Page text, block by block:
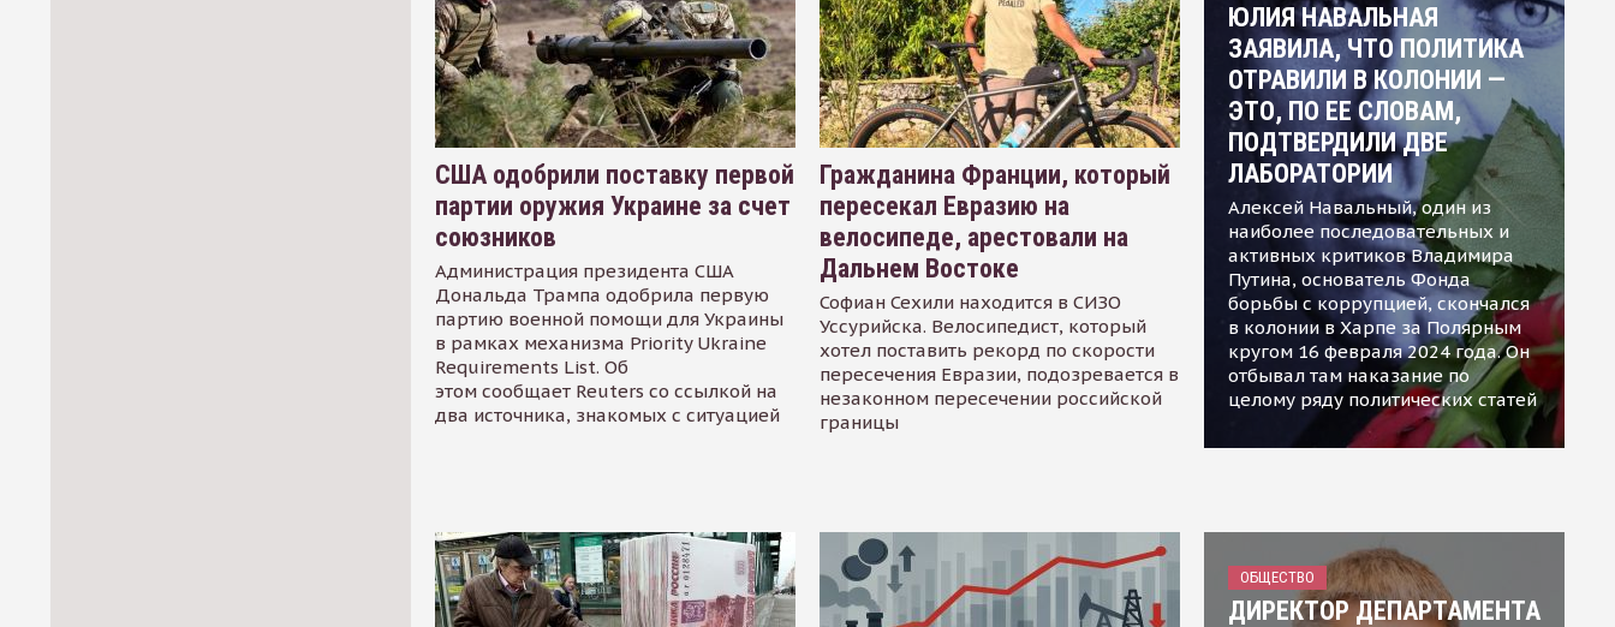
США одобрили поставку первой
партии оружия Украине за счет
союзников
Администрация президента США
Дональда Трампа одобрила первую
партию военной помощи для Украины
в рамках механизма Priority Ukraine
Requirements List. Об
этом сообщает Reuters со ссылкой на
два источника, знакомых с ситуацией
Гражданина Франции, который
пересекал Евразию на
велосипеде, арестовали на
Дальнем Востоке
Софиан Сехили находится в СИЗО
Уссурийска. Велосипедист, который
хотел поставить рекорд по скорости
пересечения Евразии, подозревается в
незаконном пересечении российской
границы
ЮЛИЯ НАВАЛЬНАЯ
ЗАЯВИЛА, ЧТО ПОЛИТИКА
ОТРАВИЛИ В КОЛОНИИ —
ЭТО, ПО ЕЕ СЛОВАМ,
ПОДТВЕРДИЛИ ДВЕ
ЛАБОРАТОРИИ
Алексей Навальный, один из
наиболее последовательных и
активных критиков Владимира
Путина, основатель Фонда
борьбы с коррупцией, скончался
в колонии в Харпе за Полярным
кругом 16 февраля 2024 года. Он
отбывал там наказание по
целому ряду политических статей
ОБЩЕСТВО
ДИРЕКТОР ДЕПАРТАМЕНТА